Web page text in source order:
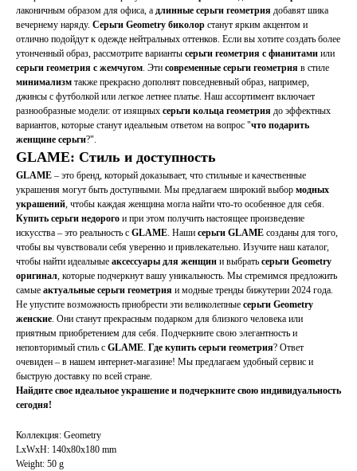
лаконичным образом для офиса, а длинные серьги геометрия добавят шика
вечернему наряду. Серьги Geometry биколор станут ярким акцентом и
отлично подойдут к одежде нейтральных оттенков. Если вы хотите создать более
утонченный образ, рассмотрите варианты серьги геометрия с фианитами или
серьги геометрия с жемчугом. Эти современные серьги геометрия в стиле
минимализм также прекрасно дополнят повседневный образ, например,
джинсы с футболкой или легкое летнее платье. Наш ассортимент включает
разнообразные модели: от изящных серьги кольца геометрия до эффектных
вариантов, которые станут идеальным ответом на вопрос "что подарить
женщине серьги?".
GLAME: Стиль и доступность
GLAME – это бренд, который доказывает, что стильные и качественные
украшения могут быть доступными. Мы предлагаем широкий выбор модных
украшений, чтобы каждая женщина могла найти что-то особенное для себя.
Купить серьги недорого и при этом получить настоящее произведение
искусства – это реальность с GLAME. Наши серьги GLAME созданы для того,
чтобы вы чувствовали себя уверенно и привлекательно. Изучите наш каталог,
чтобы найти идеальные аксессуары для женщин и выбрать серьги Geometry
оригинал, которые подчеркнут вашу уникальность. Мы стремимся предложить
самые актуальные серьги геометрия и модные тренды бижутерии 2024 года.
Не упустите возможность приобрести эти великолепные серьги Geometry
женские. Они станут прекрасным подарком для близкого человека или
приятным приобретением для себя. Подчеркните свою элегантность и
неповторимый стиль с GLAME. Где купить серьги геометрия? Ответ
очевиден – в нашем интернет-магазине! Мы предлагаем удобный сервис и
быструю доставку по всей стране.
Найдите свое идеальное украшение и подчеркните свою индивидуальность
сегодня!
Коллекция: Geometry
LxWxH: 140x80x180 mm
Weight: 50 g